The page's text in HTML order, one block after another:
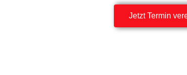
Jetzt Termin